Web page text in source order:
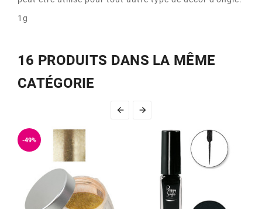
1g
16 PRODUITS DANS LA MÊME
CATÉGORIE
 
-49%